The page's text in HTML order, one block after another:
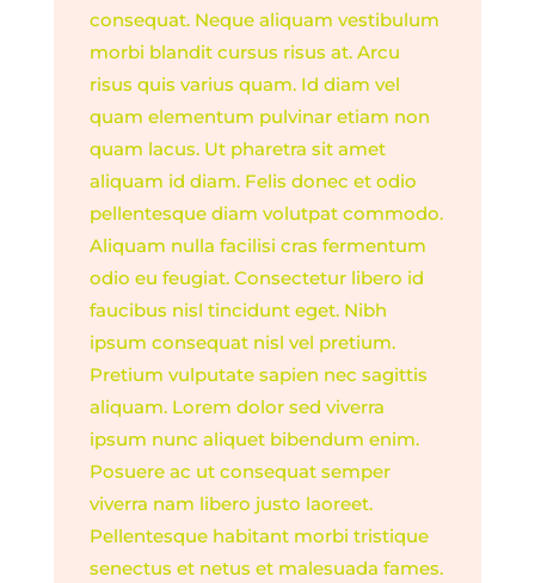
consequat. Neque aliquam vestibulum
morbi blandit cursus risus at. Arcu
risus quis varius quam. Id diam vel
quam elementum pulvinar etiam non
quam lacus. Ut pharetra sit amet
aliquam id diam. Felis donec et odio
pellentesque diam volutpat commodo.
Aliquam nulla facilisi cras fermentum
odio eu feugiat. Consectetur libero id
faucibus nisl tincidunt eget. Nibh
ipsum consequat nisl vel pretium.
Pretium vulputate sapien nec sagittis
aliquam. Lorem dolor sed viverra
ipsum nunc aliquet bibendum enim.
Posuere ac ut consequat semper
viverra nam libero justo laoreet.
Pellentesque habitant morbi tristique
senectus et netus et malesuada fames.